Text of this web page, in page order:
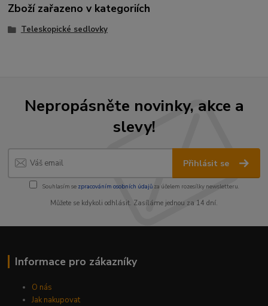
Zboží zařazeno v kategoriích
Teleskopické sedlovky
Nepropásněte novinky, akce a
slevy!
Přihlásit se
Souhlasím se zpracováním osobních údajůza účelem rozesílky newsletteru.
Můžete se kdykoli odhlásit. Zasíláme jednou za 14 dní.
Informace pro zákazníky
O nás
Jak nakupovat